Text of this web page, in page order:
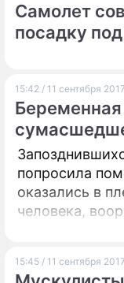
Самолет
посадку
15:42 / 11 сентября 2017
попросила
оказались в
человека,
балкона уже
15:45 / 11 сентября 2017